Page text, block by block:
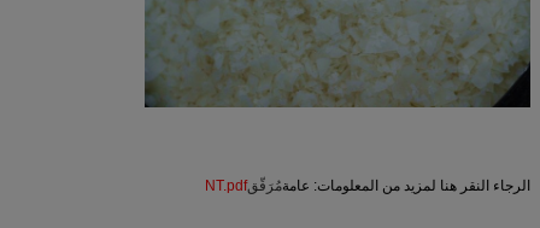
الرجاء النقر هنا لمزيد من المعلومات: عامةمُرَقّقNT.pdf